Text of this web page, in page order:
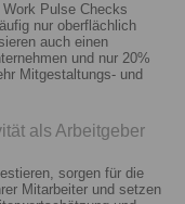
Pulse Checks
nur oberflächlich
auch einen
und nur 20%
Mitgestaltungs- und
als Arbeitgeber
sorgen für die
Mitarbeiter und setzen